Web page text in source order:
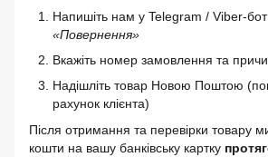
Напишіть нам у Telegram / Viber-
«Повернення»
Вкажіть номер замовлення та
Надішліть товар Новою Поштою
рахунок клієнта)
Після отримання та перевірки товару
кошти на вашу банківську картку